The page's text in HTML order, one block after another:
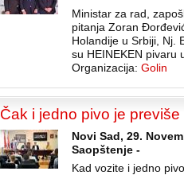
Ministar za rad,
pitanja Zoran
Holandije u Srbiji, Nj.
su HEINEKEN pivaru
Organizacija: Golin
Čak i jedno pivo je
Novi Sad, 29.
Saopštenje -
Kad vozite i jedno